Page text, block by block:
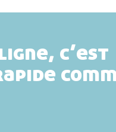
c’est